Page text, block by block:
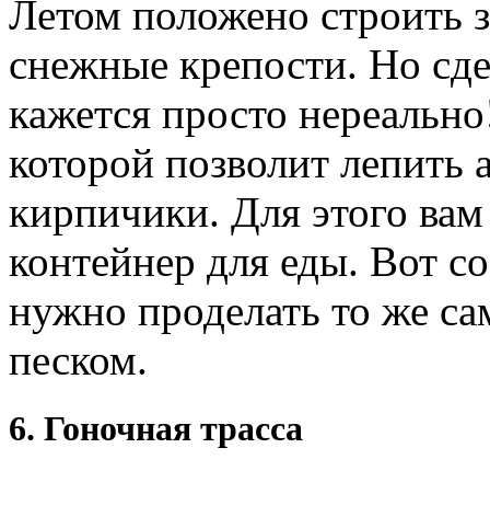
Летом положено строить
снежные крепости. Но
кажется просто
которой позволит
кирпичики. Для этого
контейнер для еды. Вот
нужно проделать то же
песком.
6. Гоночная трасса